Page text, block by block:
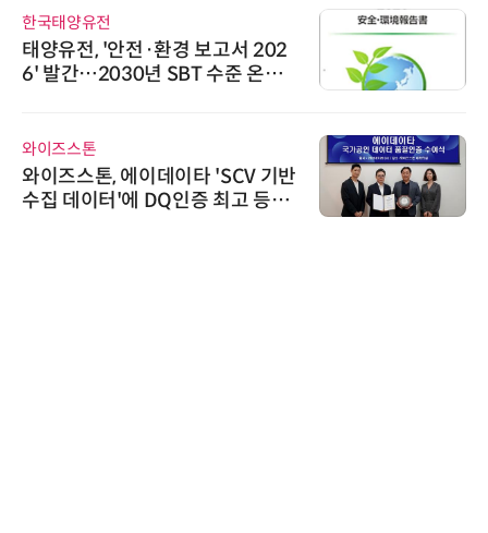
한국태양유전
태양유전, '안전·환경 보고서 202
6' 발간…2030년 SBT 수준 온실
와이즈스톤
와이즈스톤, 에이데이타 'SCV 기반
수집 데이터'에 DQ인증 최고 등급